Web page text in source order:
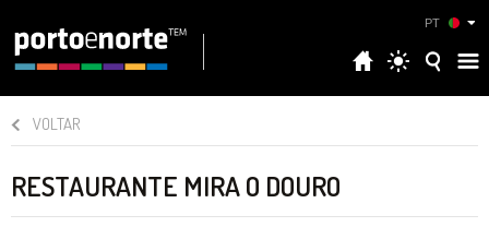
PT
VOLTAR
RESTAURANTE MIRA O DOURO